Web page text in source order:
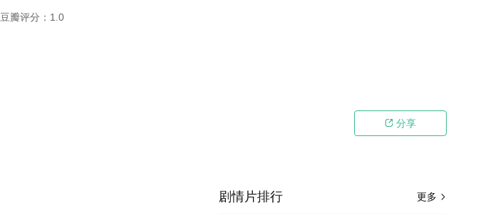
豆瓣评分： 1.0
 分享
更多 
剧情片排行